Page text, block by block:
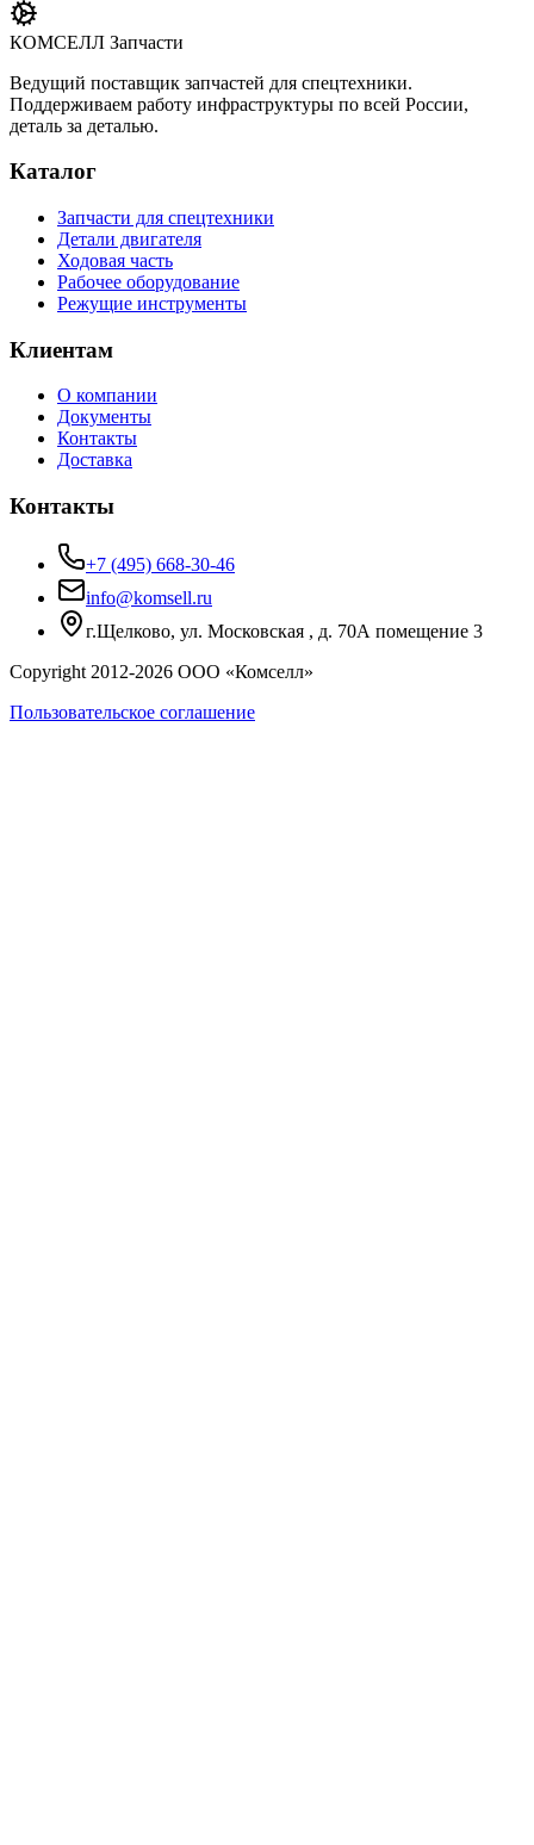
КОМСЕЛЛ Запчасти
Ведущий поставщик запчастей для спецтехники.
Поддерживаем работу инфраструктуры по всей России,
деталь за деталью.
Каталог
Запчасти для спецтехники
Детали двигателя
Ходовая часть
Рабочее оборудование
Режущие инструменты
Клиентам
О компании
Документы
Контакты
Доставка
Контакты
+7 (495) 668-30-46
info@komsell.ru
г.Щелково, ул. Московская , д. 70А помещение 3
Copyright 2012-2026 ООО «Комселл»
Пользовательское соглашение